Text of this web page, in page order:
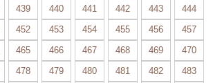
439 440 441 442 443
444
452 453 454 455 456
457
465 466 467 468 469
470
478 479 480 481 482
483